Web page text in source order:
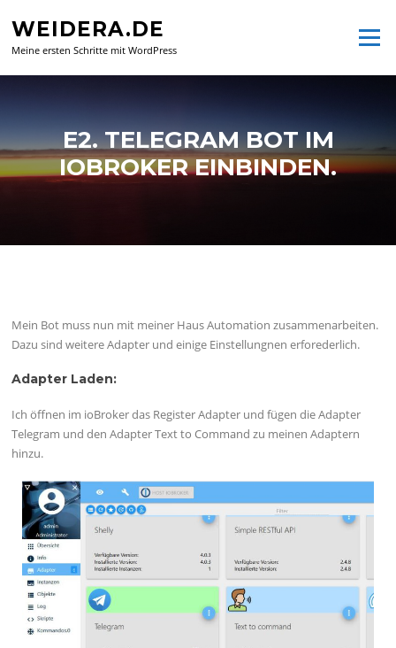
Inhalt
springen
WEIDERA.DE
Meine ersten Schritte mit WordPress
Menü
E2. TELEGRAM BOT IM
IOBROKER EINBINDEN.
Mein Bot muss nun mit meiner Haus Automation zusammenarbeiten.
Dazu sind weitere Adapter und einige Einstellungnen erforederlich.
Adapter Laden:
Ich öffnen im ioBroker das Register Adapter und fügen die Adapter
Telegram und den Adapter Text to Command zu meinen Adaptern
hinzu.